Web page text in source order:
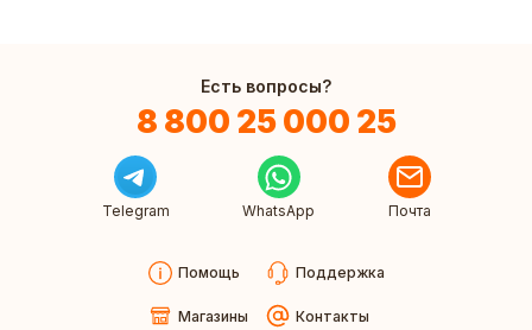
Есть вопросы?
8 800 25 000 25
Telegram WhatsApp Почта
Помощь Поддержка
Магазины Контакты